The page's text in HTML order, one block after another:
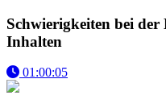
Schwierigkeiten bei
Inhalten
01:00:05